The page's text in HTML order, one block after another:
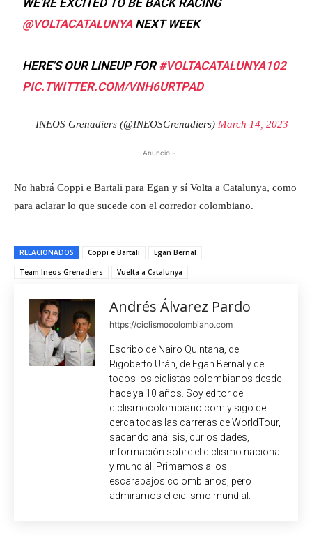
@VOLTACATALUNYA NEXT WEEK
HERE'S OUR LINEUP FOR#VOLTACATALUNYA102
PIC.TWITTER.COM/VNH6URTPAD
— INEOS Grenadiers (@INEOSGrenadiers) March 14, 2023
- Anuncio -
No habrá Coppi e Bartali para Egan y sí Volta a Catalunya, como
para aclarar lo que sucede con el corredor colombiano.
RELACIONADOS Coppi e Bartali
Egan Bernal
Team Ineos Grenadiers
Vuelta a Catalunya
Andrés Álvarez Pardo
https://ciclismocolombiano.com
Escribo de Nairo Quintana, de
Rigoberto Urán, de Egan Bernal y de
todos los ciclistas colombianos desde
hace ya 10 años. Soy editor de
ciclismocolombiano.com y sigo de
cerca todas las carreras de WorldTour,
sacando análisis, curiosidades,
información sobre el ciclismo nacional
y mundial. Primamos a los
escarabajos colombianos, pero
admiramos el ciclismo mundial.